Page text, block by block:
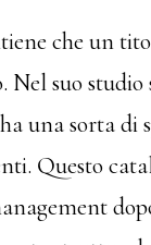
che un
Nel suo
una sorta di
Questo